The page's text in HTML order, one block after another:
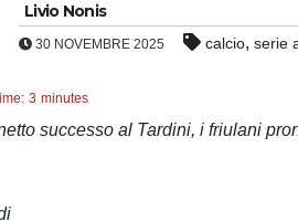
Livio Nonis
30 NOVEMBRE 2025 calcio, serie
3 minutes
successo al Tardini, i friulani